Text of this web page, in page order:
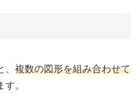
複数の図形を組み合わせて
。